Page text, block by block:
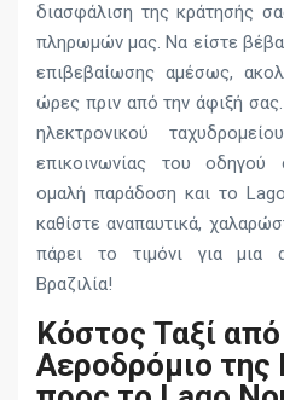
διασφάλιση της κράτησής
πληρωμών μας. Να είστε
επιβεβαίωσης αμέσως,
ώρες πριν από την άφιξή
ηλεκτρονικού
επικοινωνίας του οδηγού
ομαλή παράδοση και το
καθίστε αναπαυτικά,
πάρει το τιμόνι για μια
Βραζιλία!
Κόστος Ταξί
Αεροδρόμιο της